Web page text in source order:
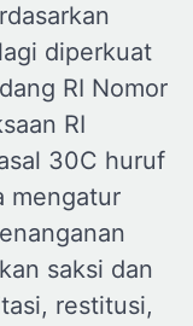
diperkuat
RI Nomor
RI
30C huruf
mengatur
saksi dan
restitusi,